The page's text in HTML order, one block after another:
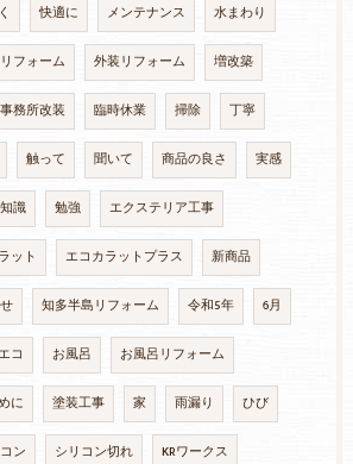
快適に メンテナンス 水まわり
フォーム 外装リフォーム 増改築
事務所改装 臨時休業 掃除 丁寧
触って 聞いて 商品の良さ 実感
知識 勉強 エクステリア工事
ット エコカラットプラス 新商品
知多半島リフォーム 令和5年 6月
コ お風呂 お風呂リフォーム
に 塗装工事 家 雨漏り ひび
ン シリコン切れ KRワークス